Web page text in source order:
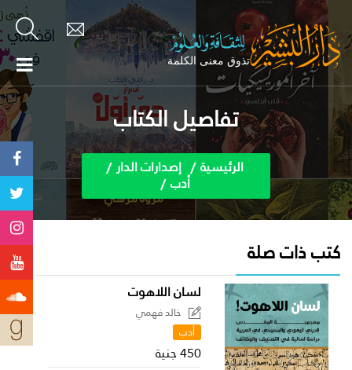
تفاصيل الكتاب
الرئيسية إصدارات الدار
أدب
كتب ذات صلة
لسان اللاهوت
خالد فهمي
أدب
450 جنية